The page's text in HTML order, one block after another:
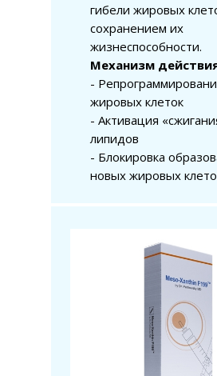
гибели жировых
сохранением их
жизнеспособности.
Механизм
-
жировых клеток
- Активация
липидов
- Блокировка
новых жировых